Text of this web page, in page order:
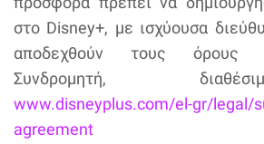
στο Disney+, με ισχύουσα
αποδεχθούν τους όρους
Συνδρομητή,
www.disneyplus.com/el-gr/legal/
agreement